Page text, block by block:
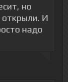
но
открыли. И
надо